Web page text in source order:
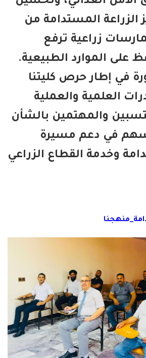
المستدامة من
زراعية ترفع
الموارد الطبيعية.
في إطار حرص كليتنا
العلمية والعملية
والمهتمين بالشأن
في دعم مسيرة
وخدمة القطاع الزراعي